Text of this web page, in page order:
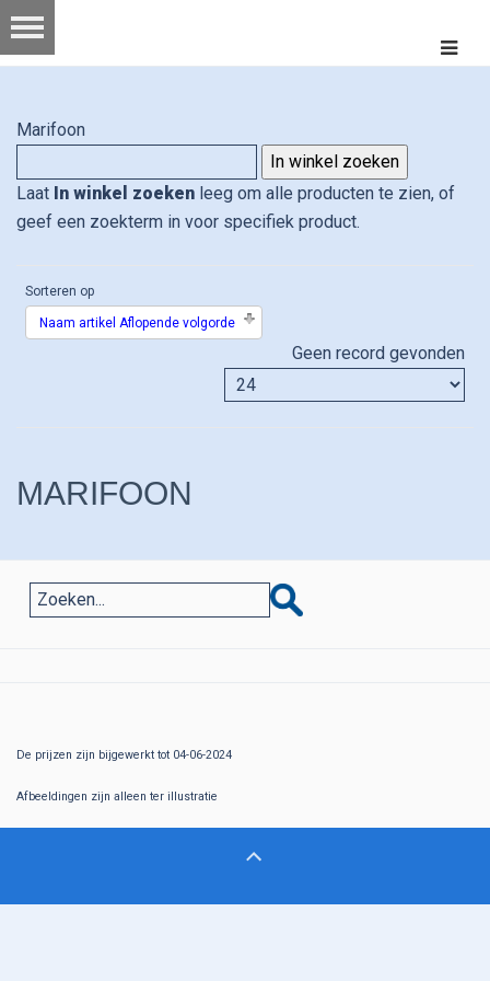
Marifoon
Laat In winkel zoeken leeg om alle producten te zien, of
geef een zoekterm in voor specifiek product.
Sorteren op
Naam artikel Aflopende volgorde
Geen record gevonden
MARIFOON
De prijzen zijn bijgewerkt tot 04-06-2024
Afbeeldingen zijn alleen ter illustratie